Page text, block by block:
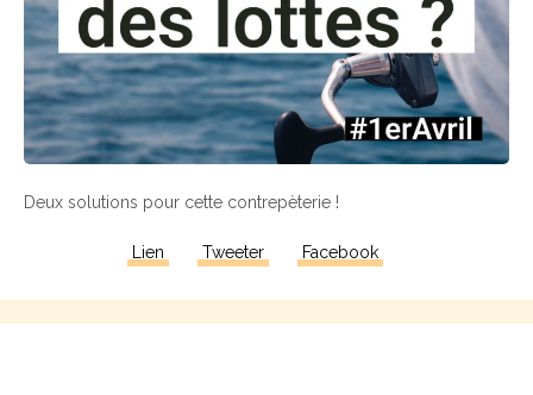
Deux solutions pour cette contrepèterie !
Lien Tweeter Facebook